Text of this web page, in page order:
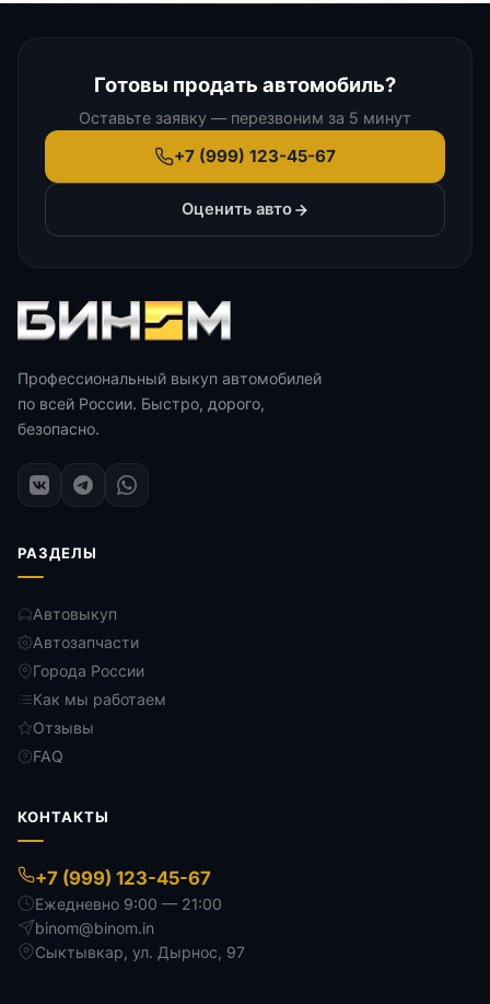
Готовы продать автомобиль?
Оставьте заявку — перезвоним за 5 минут
+7 (999) 123-45-67
Оценить авто
Профессиональный выкуп автомобилей
по всей России. Быстро, дорого,
безопасно.
РАЗДЕЛЫ
Автовыкуп
Автозапчасти
Города России
Как мы работаем
Отзывы
FAQ
КОНТАКТЫ
+7 (999) 123-45-67
Ежедневно 9:00 — 21:00
binom@binom.in
Сыктывкар, ул. Дырнос, 97